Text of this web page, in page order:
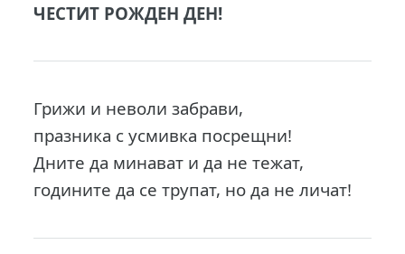
ЧЕСТИТ РОЖДЕН ДЕН!
Грижи и неволи забрави,
празника с усмивка посрещни!
Дните да минават и да не тежат,
годините да се трупат, но да не личат!